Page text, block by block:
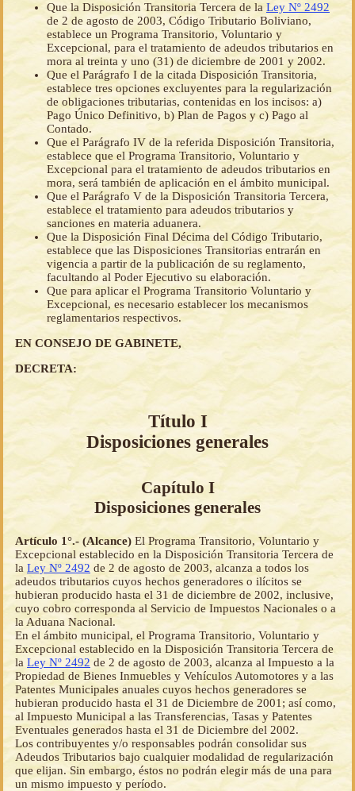
Que la Disposición Transitoria Tercera de la Ley Nº 2492
de 2 de agosto de 2003, Código Tributario Boliviano,
establece un Programa Transitorio, Voluntario y
Excepcional, para el tratamiento de adeudos tributarios en
mora al treinta y uno (31) de diciembre de 2001 y 2002.
Que el Parágrafo I de la citada Disposición Transitoria,
establece tres opciones excluyentes para la regularización
de obligaciones tributarias, contenidas en los incisos: a)
Pago Único Definitivo, b) Plan de Pagos y c) Pago al
Contado.
Que el Parágrafo IV de la referida Disposición Transitoria,
establece que el Programa Transitorio, Voluntario y
Excepcional para el tratamiento de adeudos tributarios en
mora, será también de aplicación en el ámbito municipal.
Que el Parágrafo V de la Disposición Transitoria Tercera,
establece el tratamiento para adeudos tributarios y
sanciones en materia aduanera.
Que la Disposición Final Décima del Código Tributario,
establece que las Disposiciones Transitorias entrarán en
vigencia a partir de la publicación de su reglamento,
facultando al Poder Ejecutivo su elaboración.
Que para aplicar el Programa Transitorio Voluntario y
Excepcional, es necesario establecer los mecanismos
reglamentarios respectivos.
EN CONSEJO DE GABINETE,
DECRETA:
Título I
Disposiciones generales
Capítulo I
Disposiciones generales
Artículo 1°.- (Alcance) El Programa Transitorio, Voluntario y
Excepcional establecido en la Disposición Transitoria Tercera de
la Ley Nº 2492 de 2 de agosto de 2003, alcanza a todos los
adeudos tributarios cuyos hechos generadores o ilícitos se
hubieran producido hasta el 31 de diciembre de 2002, inclusive,
cuyo cobro corresponda al Servicio de Impuestos Nacionales o a
la Aduana Nacional.
En el ámbito municipal, el Programa Transitorio, Voluntario y
Excepcional establecido en la Disposición Transitoria Tercera de
la Ley Nº 2492 de 2 de agosto de 2003, alcanza al Impuesto a la
Propiedad de Bienes Inmuebles y Vehículos Automotores y a las
Patentes Municipales anuales cuyos hechos generadores se
hubieran producido hasta el 31 de Diciembre de 2001; así como,
al Impuesto Municipal a las Transferencias, Tasas y Patentes
Eventuales generados hasta el 31 de Diciembre del 2002.
Los contribuyentes y/o responsables podrán consolidar sus
Adeudos Tributarios bajo cualquier modalidad de regularización
que elijan. Sin embargo, éstos no podrán elegir más de una para
un mismo impuesto y período.